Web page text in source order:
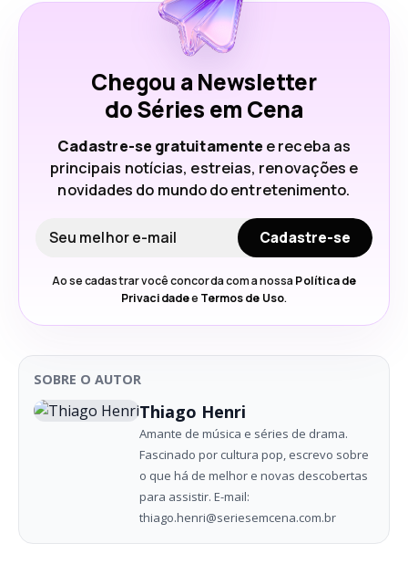
Chegou a Newsletter
do Séries em Cena
Cadastre-se gratuitamente e receba as
principais notícias, estreias, renovações e
novidades do mundo do entretenimento.
Seu e-mail
Cadastre-se
Ao se cadastrar você concorda com a nossa Política de
Privacidadee Termos de Uso.
SOBRE O AUTOR
Thiago Henri
Amante de música e séries de drama.
Fascinado por cultura pop, escrevo sobre
o que há de melhor e novas descobertas
para assistir. E-mail:
thiago.henri@seriesemcena.com.br